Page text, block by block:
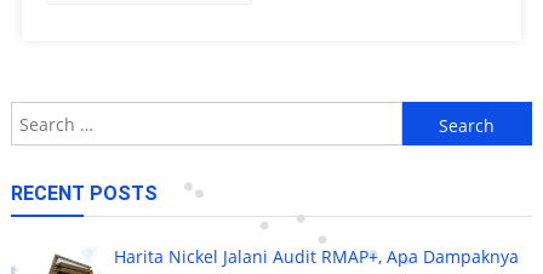
Search
for:
RECENT POSTS
Harita Nickel Jalani Audit RMAP+, Apa Dampaknya